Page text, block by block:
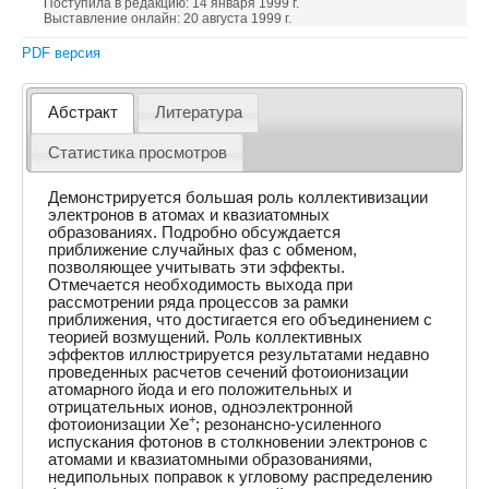
Поступила в редакцию: 14 января 1999 г.
Выставление онлайн: 20 августа 1999 г.
PDF версия
Абстракт Литература
Статистика просмотров
Демонстрируется большая роль коллективизации
электронов в атомах и квазиатомных
образованиях. Подробно обсуждается
приближение случайных фаз с обменом,
позволяющее учитывать эти эффекты.
Отмечается необходимость выхода при
рассмотрении ряда процессов за рамки
приближения, что достигается его объединением с
теорией возмущений. Роль коллективных
эффектов иллюстрируется результатами недавно
проведенных расчетов сечений фотоионизации
атомарного йода и его положительных и
отрицательных ионов, одноэлектронной
фотоионизации Xe+; резонансно-усиленного
испускания фотонов в столкновении электронов с
атомами и квазиатомными образованиями,
недипольных поправок к угловому распределению